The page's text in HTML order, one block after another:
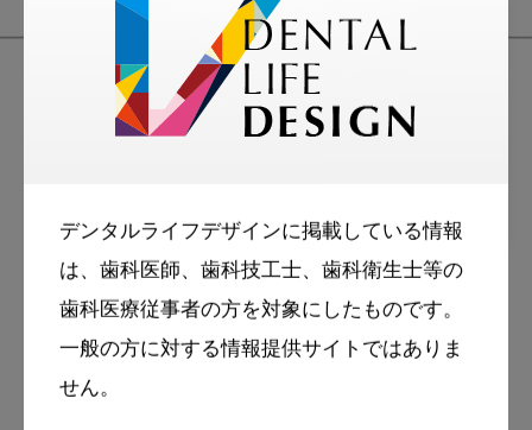
デンタルライフデザインに掲載している情報
は、歯科医師、歯科技工士、歯科衛生士等の
歯科医療従事者の方を対象にしたものです。
一般の方に対する情報提供サイトではありま
せん。
2019・10・2
歯科医院経営をデザインする第1
回：10月からの消費税増税への
対応～デンタルグッズと自費治